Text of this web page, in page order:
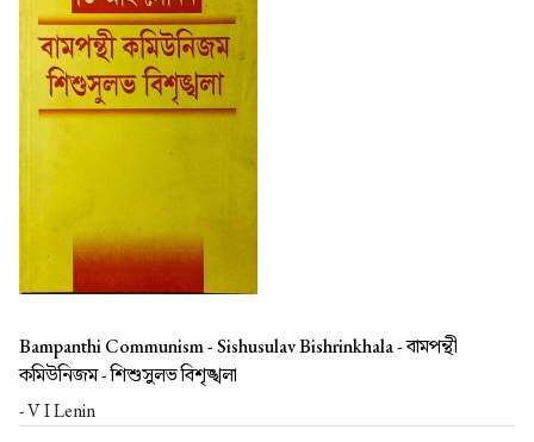
Bampanthi Communism - Sishusulav Bishrinkhala -বামপন্থী
কমিউনিজম - শিশুসুলভ বিশৃঙ্খলা
- V I Lenin